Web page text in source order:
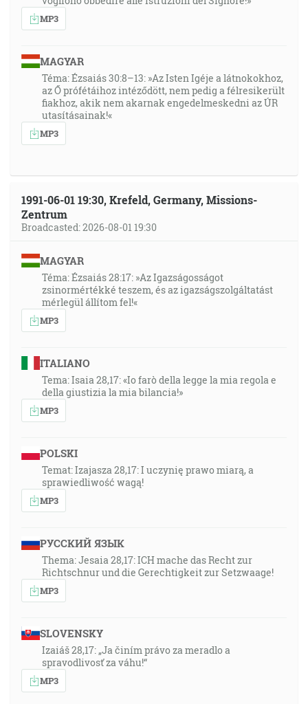
MP3
MAGYAR
Téma: Ézsaiás 30:8–13: »Az Isten Igéje a látnokokhoz,
az Ő prófétáihoz intéződött, nem pedig a félresikerült
fiakhoz, akik nem akarnak engedelmeskedni az ÚR
utasításainak!«
MP3
1991-06-01 19:30, Krefeld, Germany, Missions-
Zentrum
Broadcasted: 2026-08-01 19:30
MAGYAR
Téma: Ézsaiás 28:17: »Az Igazságosságot
zsinormértékké teszem, és az igazságszolgáltatást
mérlegül állítom fel!«
MP3
ITALIANO
Tema: Isaia 28,17: «Io farò della legge la mia regola e
della giustizia la mia bilancia!»
MP3
POLSKI
Temat: Izajasza 28,17: I uczynię prawo miarą, a
sprawiedliwość wagą!
MP3
РУССКИЙ ЯЗЫК
Thema: Jesaia 28,17: ICH mache das Recht zur
Richtschnur und die Gerechtigkeit zur Setzwaage!
MP3
SLOVENSKY
Izaiáš 28,17: „Ja činím právo za meradlo a
spravodlivosť za váhu!“
MP3